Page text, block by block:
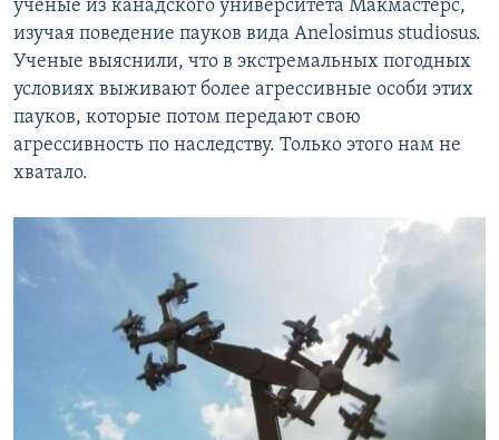
ученые из канадского университета Макмастерс,
изучая поведение пауков вида Anelosimus studiosus.
Ученые выяснили, что в экстремальных погодных
условиях выживают более агрессивные особи этих
пауков, которые потом передают свою
агрессивность по наследству. Только этого нам не
хватало.